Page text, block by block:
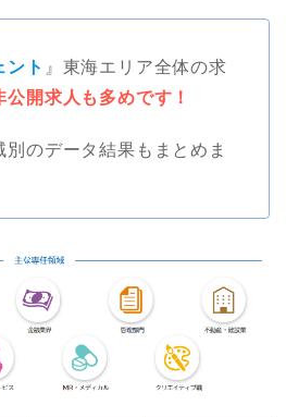
ント 』東海エリア全体の求
公開求人も多めです！
のデータ結果もまとめま